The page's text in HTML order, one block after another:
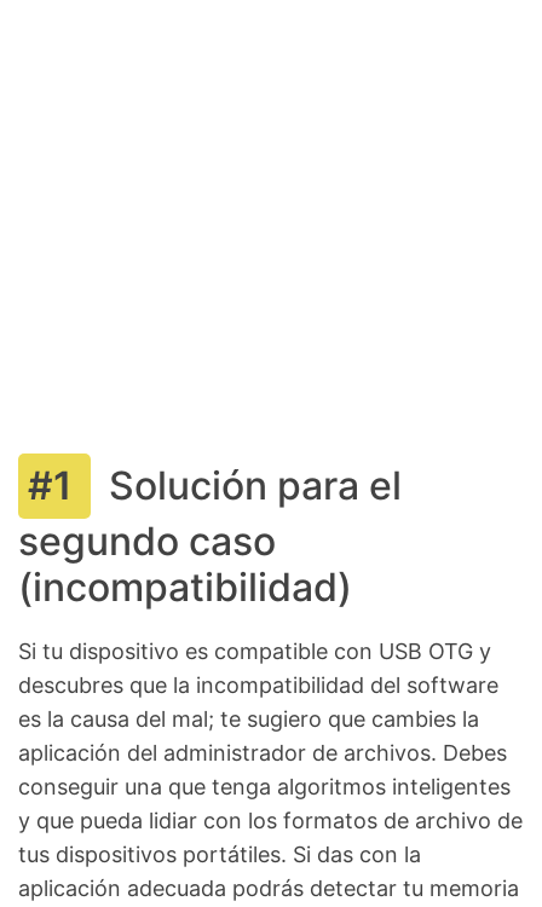
Solución para el
segundo caso
(incompatibilidad)
Si tu dispositivo es compatible con USB OTG y
descubres que la incompatibilidad del software
es la causa del mal; te sugiero que cambies la
aplicación del administrador de archivos. Debes
conseguir una que tenga algoritmos inteligentes
y que pueda lidiar con los formatos de archivo de
tus dispositivos portátiles. Si das con la
aplicación adecuada podrás detectar tu memoria